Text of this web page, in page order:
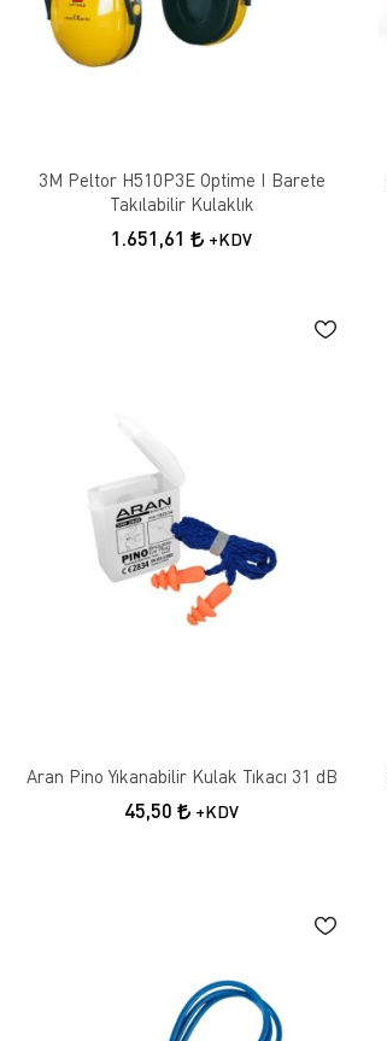
3M Peltor H510P3E Optime I Barete
Takılabilir Kulaklık
1.651,61 +KDV
Aran Pino Yıkanabilir Kulak Tıkacı 31 dB
45,50 +KDV